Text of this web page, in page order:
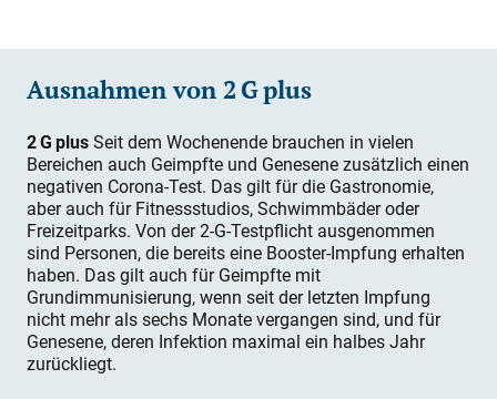
Ausnahmen von 2 G plus
2 G plusSeit dem Wochenende brauchen in vielen
Bereichen auch Geimpfte und Genesene zusätzlich einen
negativen Corona-Test. Das gilt für die Gastronomie,
aber auch für Fitnessstudios, Schwimmbäder oder
Freizeitparks. Von der 2-G-Testpflicht ausgenommen
sind Personen, die bereits eine Booster-Impfung erhalten
haben. Das gilt auch für Geimpfte mit
Grundimmunisierung, wenn seit der letzten Impfung
nicht mehr als sechs Monate vergangen sind, und für
Genesene, deren Infektion maximal ein halbes Jahr
zurückliegt.